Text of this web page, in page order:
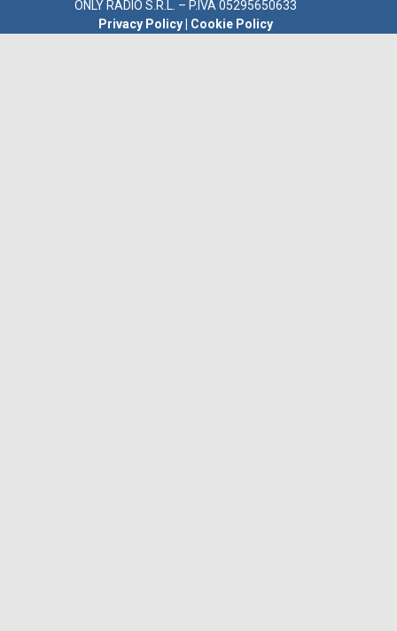
ONLY RADIO S.R.L. – P.IVA 05295650633
Privacy Policy
Cookie Policy